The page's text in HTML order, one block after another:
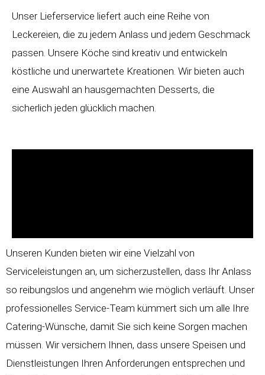
Unser Lieferservice liefert auch eine Reihe von
Leckereien, die zu jedem Anlass und jedem Geschmack
passen. Unsere Köche sind kreativ und entwickeln
köstliche und unerwartete Kreationen. Wir bieten auch
eine Auswahl an hausgemachten Desserts, die
sicherlich jeden glücklich machen.
Unseren Kunden bieten wir eine Vielzahl von
Serviceleistungen an, um sicherzustellen, dass Ihr Anlass
so reibungslos und angenehm wie möglich verläuft. Unser
professionelles Service-Team kümmert sich um alle Ihre
Catering-Wünsche, damit Sie sich keine Sorgen machen
müssen. Wir versichern Ihnen, dass unsere Speisen und
Dienstleistungen Ihren Anforderungen entsprechen und